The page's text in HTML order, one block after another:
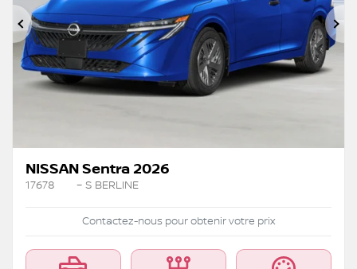
Précédent
NISSAN Sentra 2026
17678 – S BERLINE
Contactez-nous pour obtenir votre prix